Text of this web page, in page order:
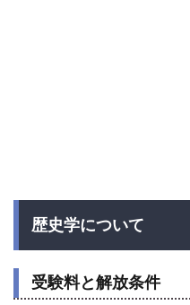
歴史学について
受験料と解放条件